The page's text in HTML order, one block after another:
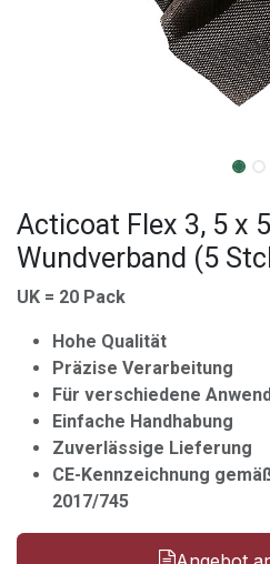
Acticoat Flex 3, 5 x
Wundverband (5
UK = 20 Pack
Hohe Qualität
Präzise Verarbeitung
Für verschiedene
Einfache Handhabung
Zuverlässige Lieferung
CE-Kennzeichnung
2017/745